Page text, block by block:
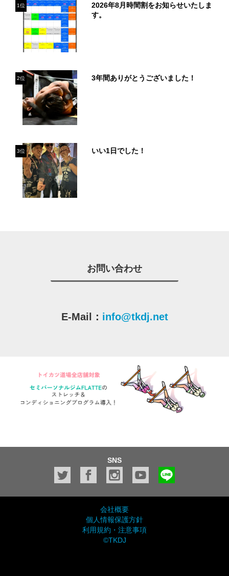
1位
2026年8月時間割をお知らせいたしま
す。
2位 3年間ありがとうございました！
3位 いい1日でした！
お問い合わせ
E-Mail： info@tkdj.net
SNS
会社概要
個人情報保護方針
利用規約・注意事項
©TKDJ